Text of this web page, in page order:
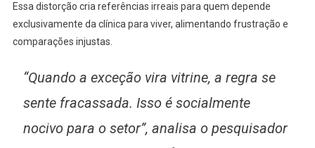
Essa distorção cria referências irreais para quem depende
exclusivamente da clínica para viver, alimentando frustração e
comparações injustas.
“Quando a exceção vira vitrine, a regra se
sente fracassada. Isso é socialmente
nocivo para o setor”, analisa o pesquisador